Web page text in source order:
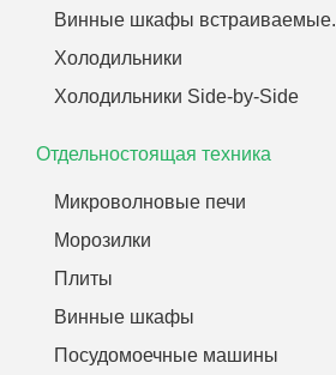
Винные шкафы встраиваемые.
Холодильники
Холодильники Side-by-Side
Отдельностоящая техника
Микроволновые печи
Морозилки
Плиты
Винные шкафы
Посудомоечные машины